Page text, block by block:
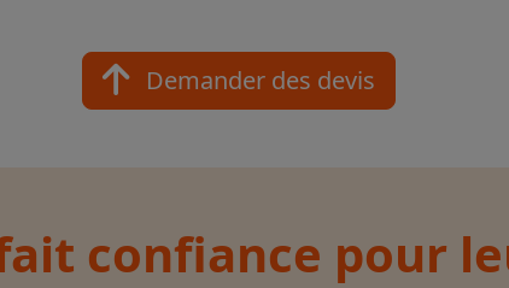
Demander des devis
confiance pour